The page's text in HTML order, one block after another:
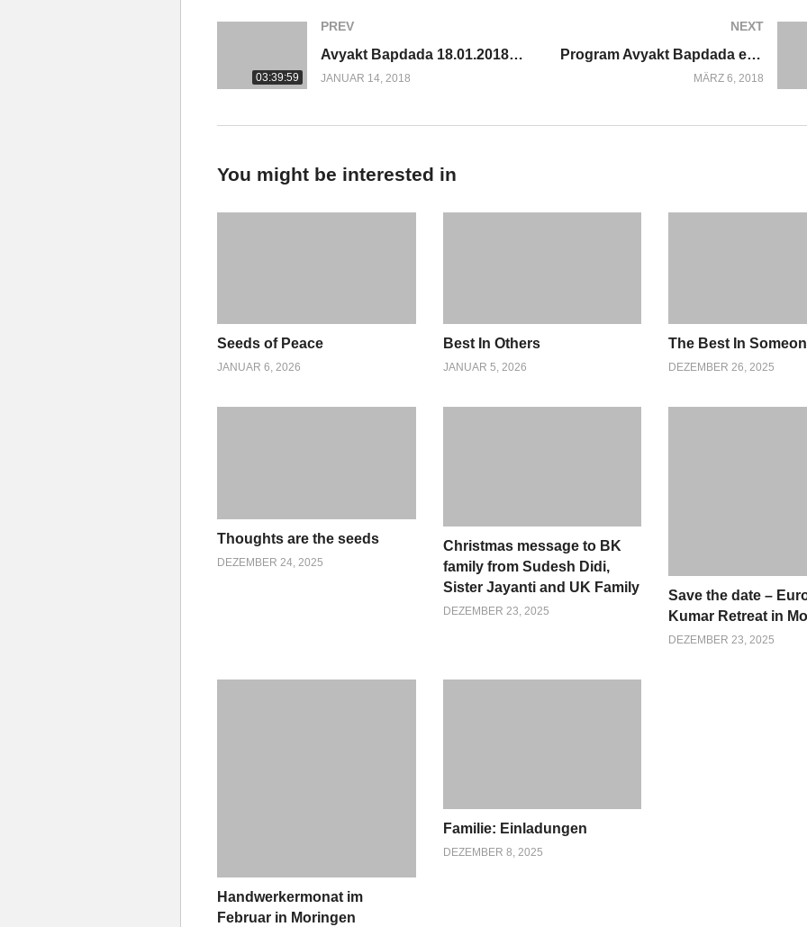
03:39:59
PREV
Avyakt Bapdada 18.01.2018 english
JANUAR 14, 2018
NEXT
Program Avyakt Bapdada english 2018-03-12
MÄRZ 6, 2018
You might be interested in
Seeds of Peace
JANUAR 6, 2026
Best In Others
JANUAR 5, 2026
The Best In
DEZEMBER 26, 2025
Thoughts are the seeds
DEZEMBER 24, 2025
Christmas message to BK
family from Sudesh Didi,
Sister Jayanti and UK Family
DEZEMBER 23, 2025
Save the date –
Kumar Retreat in
DEZEMBER 23, 2025
Handwerkermonat im
Februar in Moringen
Familie: Einladungen
DEZEMBER 8, 2025